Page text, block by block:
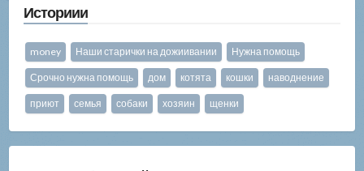
Историии
money Наши старички на дожиивании Нужна помощь
Срочно нужна помощь дом котята кошки наводнение
приют семья собаки хозяин щенки